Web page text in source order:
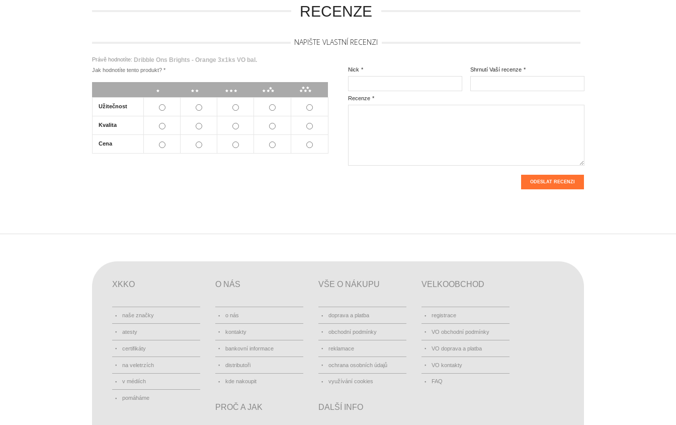
RECENZE
NAPIŠTE VLASTNÍ RECENZI
Právě hodnotíte: Dribble Ons Brights - Orange 3x1ks VO bal.
Jak hodnotíte tento produkt? *
Užitečnost
Kvalita
Cena
*
Nick *
Shrnutí Vaší recenze
*
Recenze
ODESLAT RECENZI
XKKO
naše značky
atesty
certifikáty
na veletrzích
v médiích
pomáháme
O NÁS
o nás
kontakty
bankovní informace
distributoři
kde nakoupit
VŠE O NÁKUPU
doprava a platba
obchodní podmínky
reklamace
ochrana osobních údajů
využívání cookies
VELKOOBCHOD
registrace
VO obchodní podmínky
VO doprava a platba
VO kontakty
FAQ
PROČ A JAK DALŠÍ INFO